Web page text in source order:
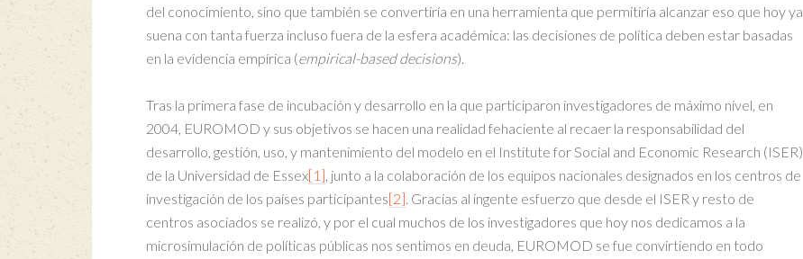
del conocimiento, sino que también se convertiría en una herramienta que permitiría alcanzar eso que hoy ya
suena con tanta fuerza incluso fuera de la esfera académica: las decisiones de política deben estar basadas
en la evidencia empírica (empirical-based decisions).
Tras la primera fase de incubación y desarrollo en la que participaron investigadores de máximo nivel, en
2004, EUROMOD y sus objetivos se hacen una realidad fehaciente al recaer la responsabilidad del
desarrollo, gestión, uso, y mantenimiento del modelo en el Institute for Social and Economic Research (ISER)
de la Universidad de Essex[1], junto a la colaboración de los equipos nacionales designados en los centros de
investigación de los países participantes[2]. Gracias al ingente esfuerzo que desde el ISER y resto de
centros asociados se realizó, y por el cual muchos de los investigadores que hoy nos dedicamos a la
microsimulación de políticas públicas nos sentimos en deuda, EUROMOD se fue convirtiendo en todo